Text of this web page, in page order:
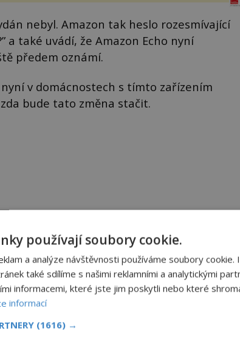
nebyl. Amazon tak heslo rozesmívající
a také uvádí, že Amazon Echo nyní
předem oznámí.
v domácnostech s tímto zařízením
bude tato změna stačit.
Další článek
Ležela nejstarší vikingská osada v Kanadě,
nikoli ve Skandinávii?
používají soubory cookie.
a analýze návštěvnosti používáme soubory cookie.
také sdílíme s našimi reklamními a analytickými
informacemi, které jste jim poskytli nebo které
informací
(1616) →